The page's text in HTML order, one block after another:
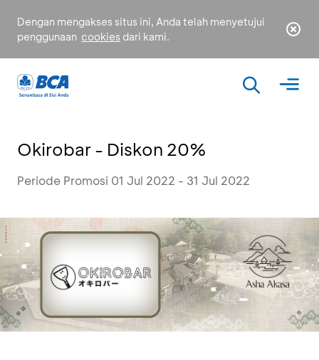
Dengan mengakses situs ini, Anda telah menyetujui
penggunaan cookies dari kami.
Okirobar - Diskon 20%
Periode Promosi 01 Jul 2022 - 31 Jul 2022